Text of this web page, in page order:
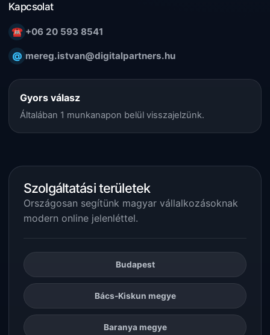
Kapcsolat
☎ +06 20 593 8541
@ mereg.istvan@digitalpartners.hu
Gyors válasz
Általában 1 munkanapon belül visszajelzünk.
Szolgáltatási területek
Országosan segítünk magyar vállalkozásoknak
modern online jelenléttel.
Budapest
Bács-Kiskun megye
Baranya megye